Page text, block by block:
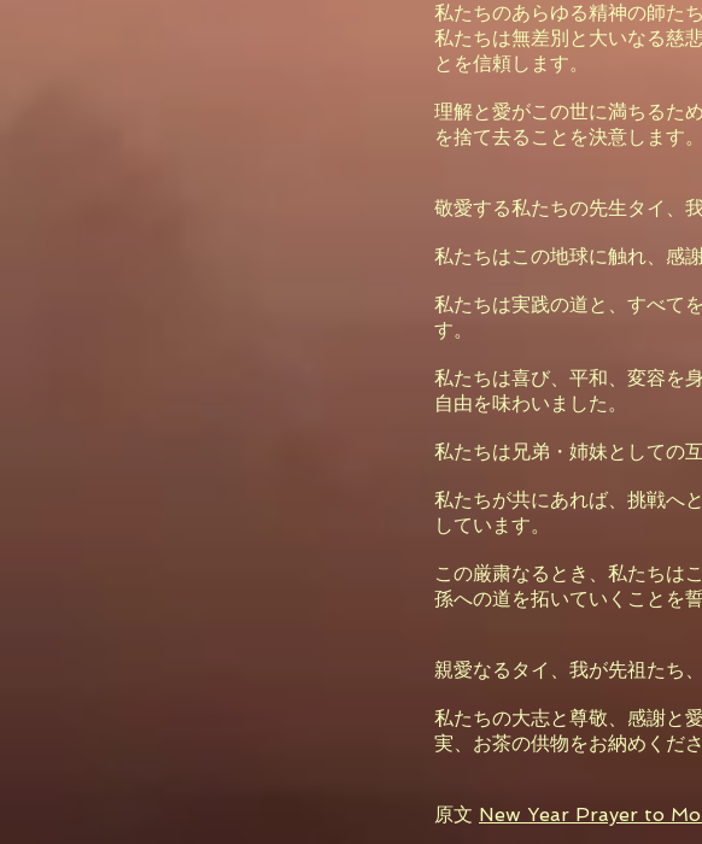
私たちのあらゆる精神の師た
私たちは無差別と大いなる慈
とを信頼します。
理解と愛がこの世に満ちるた
を捨て去ることを決意します。
敬愛する私たちの先生タイ、
私たちはこの地球に触れ、感
私たちは実践の道と、すべて
す。
私たちは喜び、平和、変容を
自由を味わいました。
私たちは兄弟・姉妹としての
私たちが共にあれば、挑戦へ
しています。
この厳粛なるとき、私たちは
孫への道を拓いていくことを誓
親愛なるタイ、我が先祖たち
私たちの大志と尊敬、感謝と
実、お茶の供物をお納めくださ
原文 New Year Prayer to